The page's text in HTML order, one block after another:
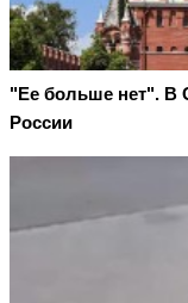
"Ее больше нет". В
России